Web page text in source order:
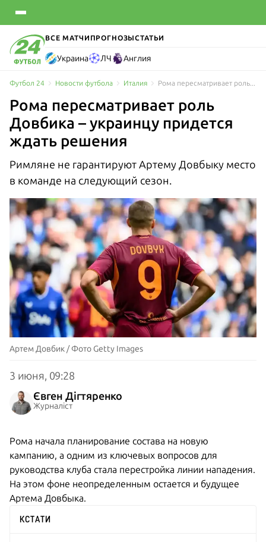
ВСЕ МАТЧИ ПРОГНОЗЫСТАТЬИ
Украина ЛЧ Англия
Футбол 24 Новости футбола Италия
Рома пересматривает роль
Довбика – украинцу придется
ждать решения
Римляне не гарантируют Артему Довбыку место
в команде на следующий сезон.
Артем Довбик / Фото Getty Images
3 июня, 09:28
Євген Дігтяренко
Журналіст
Рома начала планирование состава на новую
кампанию, а одним из ключевых вопросов для
руководства клуба стала перестройка линии нападения.
На этом фоне неопределенным остается и будущее
Артема Довбыка.
КСТАТИ